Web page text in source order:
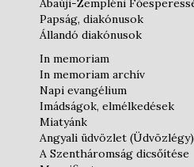
Abaúji-Zempléni
Papság, diakónusok
Állandó diakónusok
In memoriam
In memoriam archív
Napi evangélium
Imádságok, elmélkedések
Miatyánk
Angyali üdvözlet (Üdvözlégy)
A Szentháromság dicsőítése